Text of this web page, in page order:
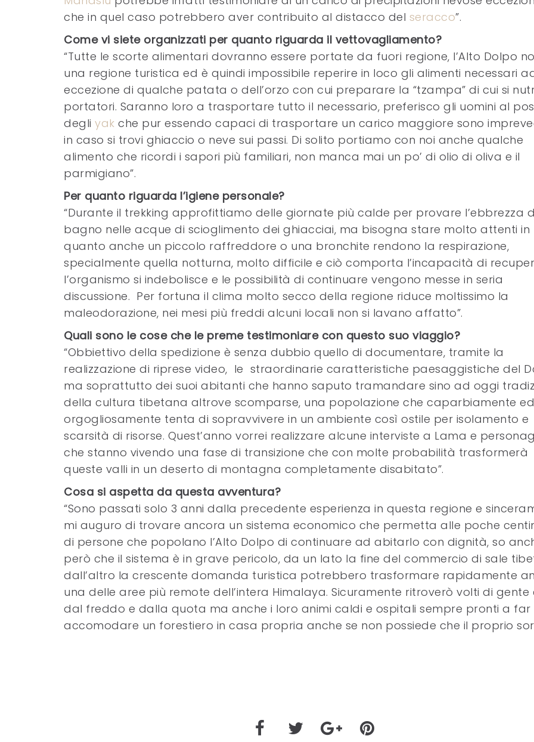
che in quel caso potrebbero aver contribuito al distacco del seracco”.
Come vi siete organizzati per quanto riguarda il vettovagliamento?
“Tutte le scorte alimentari dovranno essere portate da fuori regione, l’Alto Dolpo
una regione turistica ed è quindi impossibile reperire in loco gli alimenti necessari
eccezione di qualche patata o dell’orzo con cui preparare la “tzampa” di cui si
portatori. Saranno loro a trasportare tutto il necessario, preferisco gli uomini al
degli yak che pur essendo capaci di trasportare un carico maggiore sono
in caso si trovi ghiaccio o neve sui passi. Di solito portiamo con noi anche qualche
alimento che ricordi i sapori più familiari, non manca mai un po’ di olio di oliva e il
parmigiano”.
Per quanto riguarda l’igiene personale?
“Durante il trekking approfittiamo delle giornate più calde per provare l’ebbrezza
bagno nelle acque di scioglimento dei ghiacciai, ma bisogna stare molto attenti in
quanto anche un piccolo raffreddore o una bronchite rendono la respirazione,
specialmente quella notturna, molto difficile e ciò comporta l’incapacità di
l’organismo si indebolisce e le possibilità di continuare vengono messe in seria
discussione. Per fortuna il clima molto secco della regione riduce moltissimo la
maleodorazione, nei mesi più freddi alcuni locali non si lavano affatto”.
Quali sono le cose che le preme testimoniare con questo suo viaggio?
“Obbiettivo della spedizione è senza dubbio quello di documentare, tramite la
realizzazione di riprese video, le straordinarie caratteristiche paesaggistiche del
ma soprattutto dei suoi abitanti che hanno saputo tramandare sino ad oggi
della cultura tibetana altrove scomparse, una popolazione che caparbiamente ed
orgogliosamente tenta di sopravvivere in un ambiente così ostile per isolamento e
scarsità di risorse. Quest’anno vorrei realizzare alcune interviste a Lama e
che stanno vivendo una fase di transizione che con molte probabilità trasformerà
queste valli in un deserto di montagna completamente disabitato”.
Cosa si aspetta da questa avventura?
“Sono passati solo 3 anni dalla precedente esperienza in questa regione e
mi auguro di trovare ancora un sistema economico che permetta alle poche
di persone che popolano l’Alto Dolpo di continuare ad abitarlo con dignità, so
però che il sistema è in grave pericolo, da un lato la fine del commercio di sale
dall’altro la crescente domanda turistica potrebbero trasformare rapidamente
una delle aree più remote dell’intera Himalaya. Sicuramente ritroverò volti di gente
dal freddo e dalla quota ma anche i loro animi caldi e ospitali sempre pronti a far
accomodare un forestiero in casa propria anche se non possiede che il proprio